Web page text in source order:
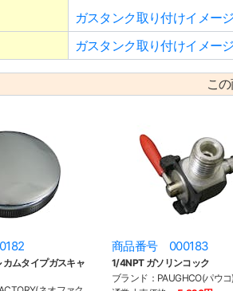
ガスタンク取り付けイメー
ガスタンク取り付けイメー
こ
ムタイプガスキャ
商品番号 000183
1/4NPT ガソリンコック
ブランド：PAUGHCO(パウコ)